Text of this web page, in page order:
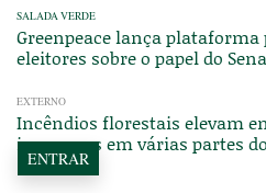
SALADA VERDE
Greenpeace lança
eleitores sobre o papel do
EXTERNO
Incêndios florestais elevam
incomuns em várias partes
ENTRAR